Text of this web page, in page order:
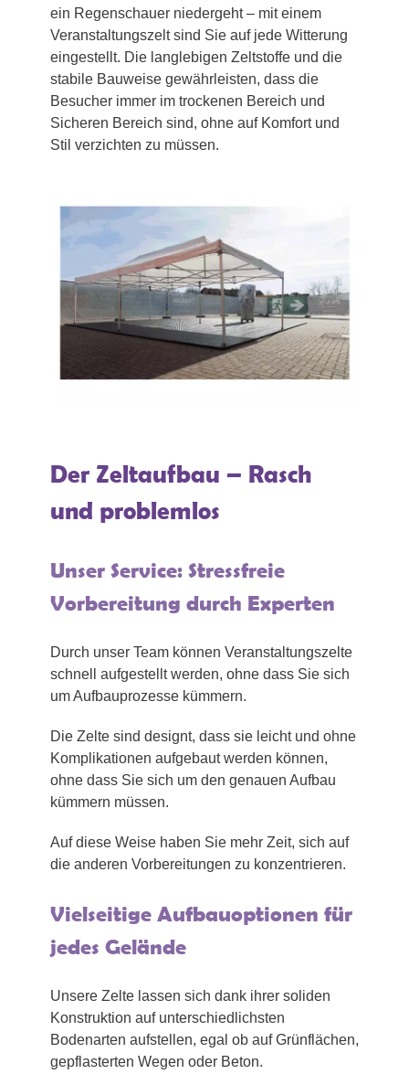
ein Regenschauer niedergeht – mit einem
Veranstaltungszelt sind Sie auf jede Witterung
eingestellt. Die langlebigen Zeltstoffe und die
stabile Bauweise gewährleisten, dass die
Besucher immer im trockenen Bereich und
Sicheren Bereich sind, ohne auf Komfort und
Stil verzichten zu müssen.
Der Zeltaufbau – Rasch
und problemlos
Unser Service: Stressfreie
Vorbereitung durch Experten
Durch unser Team können Veranstaltungszelte
schnell aufgestellt werden, ohne dass Sie sich
um Aufbauprozesse kümmern.
Die Zelte sind designt, dass sie leicht und ohne
Komplikationen aufgebaut werden können,
ohne dass Sie sich um den genauen Aufbau
kümmern müssen.
Auf diese Weise haben Sie mehr Zeit, sich auf
die anderen Vorbereitungen zu konzentrieren.
Vielseitige Aufbauoptionen für
jedes Gelände
Unsere Zelte lassen sich dank ihrer soliden
Konstruktion auf unterschiedlichsten
Bodenarten aufstellen, egal ob auf Grünflächen,
gepflasterten Wegen oder Beton.